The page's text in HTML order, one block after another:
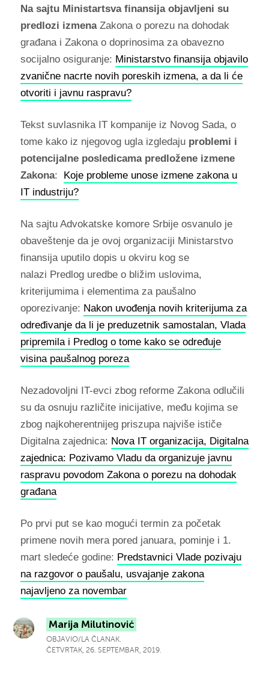
Na sajtu Ministartsva finansija objavljeni su
predlozi izmenaZakona o porezu na dohodak
građana i Zakona o doprinosima za obavezno
socijalno osiguranje: Ministarstvo finansija objavilo
zvanične nacrte novih poreskih izmena, a da li će
otvoriti i javnu raspravu?
Tekst suvlasnika IT kompanije iz Novog Sada, o
tome kako iz njegovog ugla izgledaju problemi i
potencijalne posledicama predložene izmene
Zakona: Koje probleme unose izmene zakona u
IT industriju?
Na sajtu Advokatske komore Srbije osvanulo je
obaveštenje da je ovoj organizaciji Ministarstvo
finansija uputilo dopis u okviru kog se
nalazi Predlog uredbe о bližim uslovima,
kriterijumima i elementima za paušalno
oporezivanje: Nakon uvođenja novih kriterijuma za
određivanje da li je preduzetnik samostalan, Vlada
pripremila i Predlog o tome kako se određuje
visina paušalnog poreza
Nezadovoljni IT-evci zbog reforme Zakona odlučili
su da osnuju različite inicijative, među kojima se
zbog najkoherentnijeg priszupa najviše ističe
Digitalna zajednica: Nova IT organizacija, Digitalna
zajednica: Pozivamo Vladu da organizuje javnu
raspravu povodom Zakona o porezu na dohodak
građana
Po prvi put se kao mogući termin za početak
primene novih mera pored januara, pominje i 1.
mart sledeće godine: Predstavnici Vlade pozivaju
na razgovor o paušalu, usvajanje zakona
najavljeno za novembar
Marija Milutinović
OBJAVIO/LA ČLANAK.
ČETVRTAK, 26. SEPTEMBAR, 2019.